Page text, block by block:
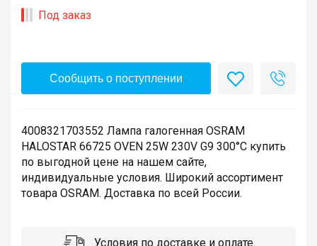
Под заказ
Сообщить о поступлении
4008321703552 Лампа галогенная OSRAM
HALOSTAR 66725 OVEN 25W 230V G9 300°С купить
по выгодной цене на нашем сайте,
индивидуальные условия. Широкий ассортимент
товара OSRAM. Доставка по всей России.
Условия по доставке и оплате